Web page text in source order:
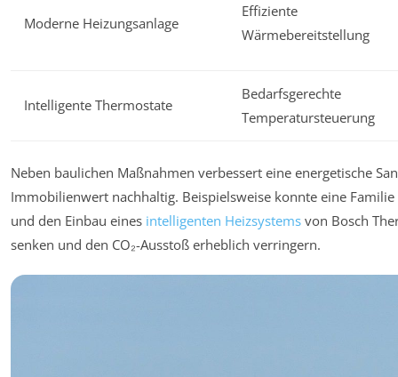
Moderne Heizungsanlage
Effiziente
Wärmebereitstellung
Intelligente Thermostate
Bedarfsgerechte
Temperatursteuerung
Neben baulichen Maßnahmen verbessert eine energetische
Immobilienwert nachhaltig. Beispielsweise konnte eine
und den Einbau eines intelligenten Heizsystems von Bosch
senken und den CO₂-Ausstoß erheblich verringern.